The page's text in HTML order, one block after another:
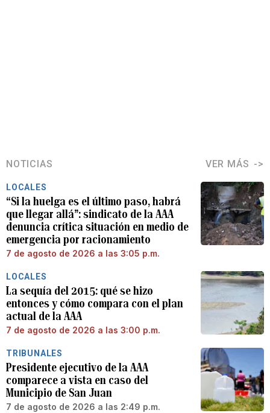
NOTICIAS VER MÁS
LOCALES
“Si la huelga es el último paso, habrá
que llegar allá”: sindicato de la AAA
denuncia crítica situación en medio de
emergencia por racionamiento
7 de agosto de 2026 a las 3:05 p.m.
LOCALES
La sequía del 2015: qué se hizo
entonces y cómo compara con el plan
actual de la AAA
7 de agosto de 2026 a las 3:00 p.m.
TRIBUNALES
Presidente ejecutivo de la AAA
comparece a vista en caso del
Municipio de San Juan
7 de agosto de 2026 a las 2:49 p.m.